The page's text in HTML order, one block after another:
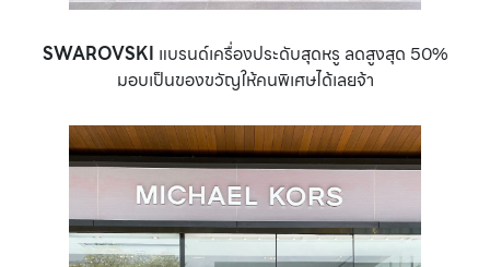
SWAROVSKI แบรนด์เครื่องประดับสุดหรู ลดสูงสุด 50%
มอบเป็นของขวัญให้คนพิเศษได้เลยจ้า